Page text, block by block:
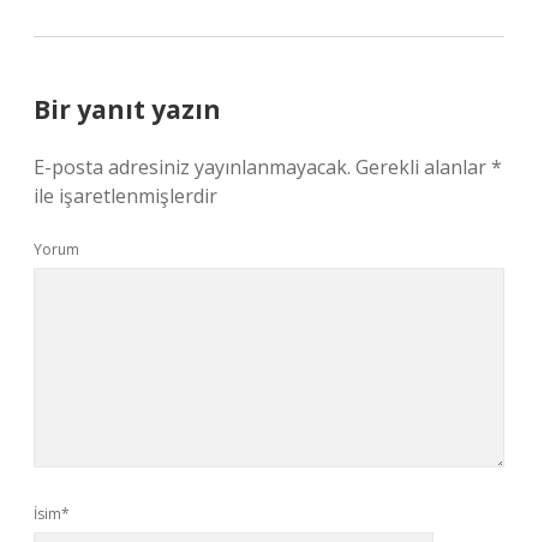
Bir yanıt yazın
E-posta adresiniz yayınlanmayacak. Gerekli alanlar*
ile işaretlenmişlerdir
Yorum
İsim*